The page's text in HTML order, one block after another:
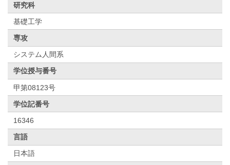
研究科
基礎工学
専攻
システム人間系
学位授与番号
甲第08123号
学位記番号
16346
言語
日本語